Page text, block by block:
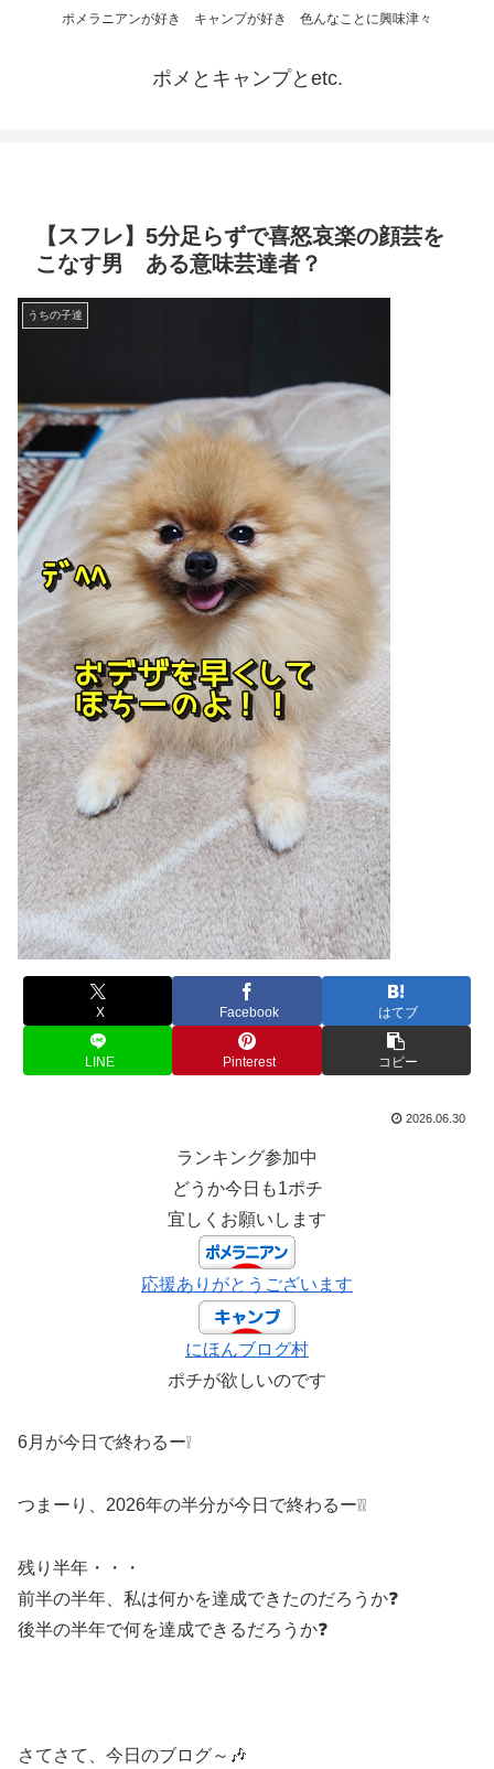
ポメラニアンが好き キャンプが好き 色んなことに興味津々
ポメとキャンプとetc.
【スフレ】5分足らずで喜怒哀楽の顔芸を
こなす男 ある意味芸達者？
うちの子達
X Facebook はてブ
LINE Pinterest コピー
2026.06.30
ランキング参加中
どうか今日も1ポチ
宜しくお願いします
応援ありがとうございます
にほんブログ村
ポチが欲しいのです
6月が今日で終わるー❕
つまーり、2026年の半分が今日で終わるー❕❕
残り半年・・・
前半の半年、私は何かを達成できたのだろうか❓
後半の半年で何を達成できるだろうか❓
さてさて、今日のブログ～🎶